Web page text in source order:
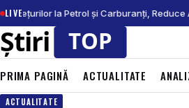
LIVE la Petrol și Carburanți, Reduce
PRIMA PAGINĂ ACTUALITATE
ACTUALITATE